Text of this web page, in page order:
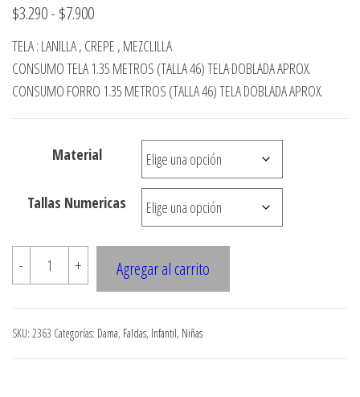
$3.290- $7.900Rango
de
precios:
desde
hasta
TELA : LANILLA , CREPE , MEZCLILLA
CONSUMO TELA 1.35 METROS (TALLA 46) TELA DOBLADA APROX.
CONSUMO FORRO 1.35 METROS (TALLA 46) TELA DOBLADA APROX.
Material
Tallas Numericas
-
2363
FALDA
CORTES
+ Agregar al carrito
SKU: 2363 Categorías: Dama, Faldas, Infantil, Niñas